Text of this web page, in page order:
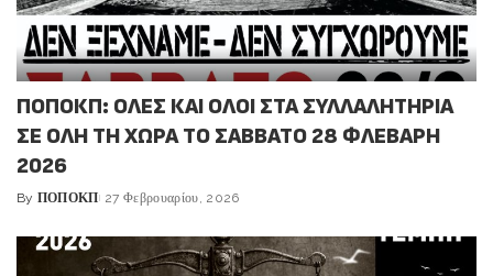
ΠΟΠΟΚΠ: ΟΛΕΣ ΚΑΙ ΟΛΟΙ ΣΤΑ ΣΥΛΛΑΛΗΤΗΡΙΑ
ΣΕ ΟΛΗ ΤΗ ΧΩΡΑ ΤΟ ΣΑΒΒΑΤΟ 28 ΦΛΕΒΑΡΗ
2026
Posted
By ΠΟΠΟΚΠ 27 Φεβρουαρίου, 2026